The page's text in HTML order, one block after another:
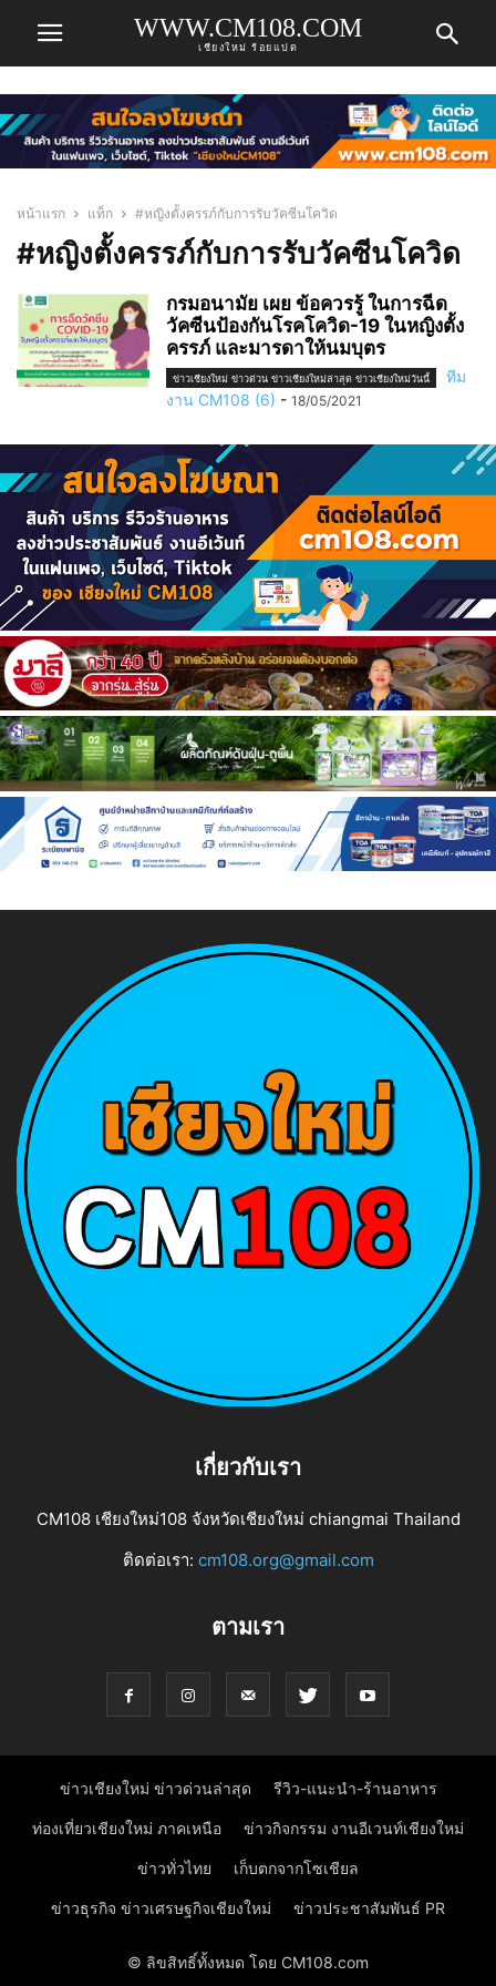
WWW.CM108.COM
เชียงใหม่ ร้อยแปด
หน้าแรก แท็ก #หญิงตั้งครรภ์กับการรับวัคซีนโควิด
#หญิงตั้งครรภ์กับการรับวัคซีนโควิด
กรมอนามัย เผย ข้อควรรู้ ในการฉีด
วัคซีนป้องกันโรคโควิด-19 ในหญิงตั้ง
ครรภ์ และมารดาให้นมบุตร
ข่าวเชียงใหม่ ข่าวด่วน ข่าวเชียงใหม่ล่าสุด ข่าวเชียงใหม่วันนี้
ทีม
งาน CM108 (6) - 18/05/2021
เกี่ยวกับเรา
CM108 เชียงใหม่108 จังหวัดเชียงใหม่ chiangmai Thailand
ติดต่อเรา: cm108.org@gmail.com
ตามเรา
ข่าวเชียงใหม่ ข่าวด่วนล่าสุด รีวิว-แนะนำ-ร้านอาหาร
ท่องเที่ยวเชียงใหม่ ภาคเหนือ ข่าวกิจกรรม งานอีเวนท์เชียงใหม่
ข่าวทั่วไทย เก็บตกจากโซเชียล
ข่าวธุรกิจ ข่าวเศรษฐกิจเชียงใหม่ ข่าวประชาสัมพันธ์ PR
© ลิขสิทธิ์ทั้งหมด โดย CM108.com